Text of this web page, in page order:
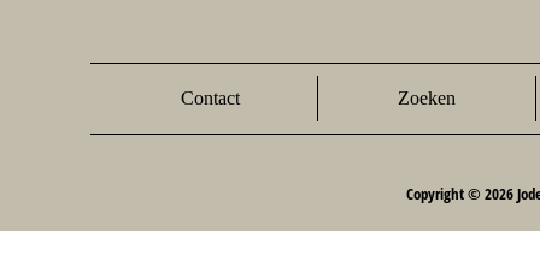
Contact Zoeken
Copyright © 2026